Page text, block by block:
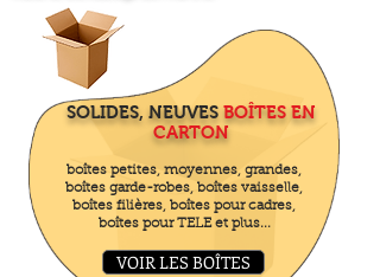
SOLIDES, NEUVES BOÎTES EN
CARTON
boîtes petites, moyennes, grandes,
boîtes garde-robes, boîtes vaisselle,
boîtes filières, boîtes pour cadres,
boîtes pour TELE et plus...
VOIR LES BOÎTES